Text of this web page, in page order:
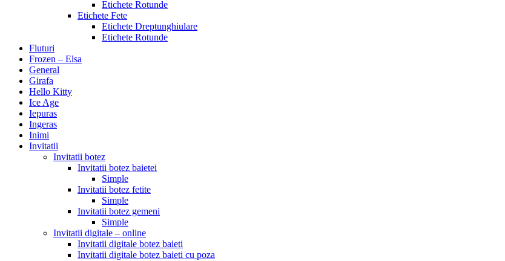
Etichete Rotunde
Etichete Fete
Etichete Dreptunghiulare
Etichete Rotunde
Fluturi
Frozen – Elsa
General
Girafa
Hello Kitty
Ice Age
Iepuras
Ingeras
Inimi
Invitatii
Invitatii botez
Invitatii botez baietei
Simple
Invitatii botez fetite
Simple
Invitatii botez gemeni
Simple
Invitatii digitale – online
Invitatii digitale botez baieti
Invitatii digitale botez baieti cu poza